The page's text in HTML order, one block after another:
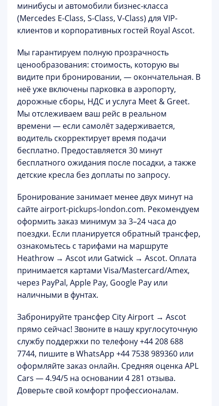
минибусы и автомобили бизнес-класса
(Mercedes E-Class, S-Class, V-Class) для VIP-
клиентов и корпоративных гостей Royal Ascot.
Мы гарантируем полную прозрачность
ценообразования: стоимость, которую вы
видите при бронировании, — окончательная. В
неё уже включены парковка в аэропорту,
дорожные сборы, НДС и услуга Meet & Greet.
Мы отслеживаем ваш рейс в реальном
времени — если самолёт задерживается,
водитель скорректирует время подачи
бесплатно. Предоставляется 30 минут
бесплатного ожидания после посадки, а также
детские кресла без доплаты по запросу.
Бронирование занимает менее двух минут на
сайтеairport-pickups-london.com. Рекомендуем
оформить заказ минимум за 3–24 часа до
поездки. Если планируется обратный трансфер,
ознакомьтесь с тарифами на маршруте
Heathrow → Ascot или Gatwick → Ascot. Оплата
принимается картами Visa/Mastercard/Amex,
через PayPal, Apple Pay, Google Pay или
наличными в фунтах.
Забронируйте трансфер City Airport → Ascot
прямо сейчас! Звоните в нашу круглосуточную
службу поддержки по телефону+44 208 688
7744, пишите в WhatsApp +44 7538 989360 или
оформляйте заказ онлайн. Средняя оценка APL
Cars — 4.94/5 на основании 4 281 отзыва.
Доверьте свой комфорт профессионалам.